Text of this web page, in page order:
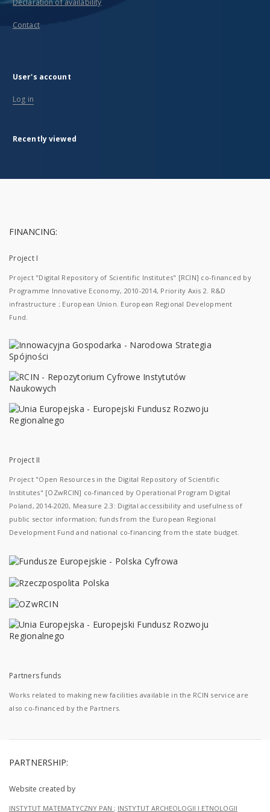
Declaration of availability
Contact
User's account
Log in
Recently viewed
FINANCING:
Project I
Project "Digital Repository of Scientific Institutes" [RCIN] co-financed by
Programme Innovative Economy, 2010-2014, Priority Axis 2. R&D
infrastructure ; European Union. European Regional Development
Fund.
Project II
Project "Open Resources in the Digital Repository of Scientific
Institutes" [OZwRCIN] co-financed by Operational Program Digital
Poland, 2014-2020, Measure 2.3: Digital accessibility and usefulness of
public sector information; funds from the European Regional
Development Fund and national co-financing from the state budget.
Partners funds
Works related to making new facilities available in the RCIN service are
also co-financed by the Partners.
PARTNERSHIP:
Website created by
INSTYTUT MATEMATYCZNY PAN ; INSTYTUT ARCHEOLOGII I ETNOLOGII